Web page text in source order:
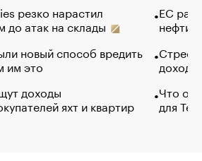
резко нарастил
до атак на склады
новый способ вредить
им это
доходы
яхт и квартир
ЕС
нефти
Что
для